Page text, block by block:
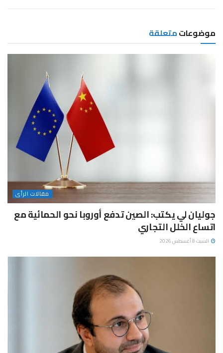
موضوعاتمتعلقة
مقالات الرأى
جوليان لي يكتب: الصين تدفع أوروبا نحو الحمائية مع
اتساع الخلل التجاري
السبت 8 أغسطس 2026